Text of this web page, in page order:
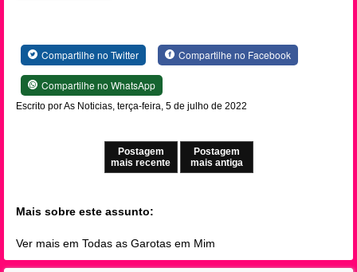
Compartilhe no Twitter Compartilhe no Facebook
Compartilhe no WhatsApp
Escrito por As Noticias, terça-feira, 5 de julho de 2022
Postagem
mais recente
Postagem
mais antiga
Mais sobre este assunto:
Ver mais em Todas as Garotas em Mim